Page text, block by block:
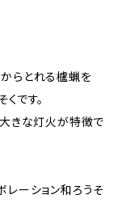
らとれる櫨蝋を
です。
大きな灯火が特徴で
ーション和ろうそ